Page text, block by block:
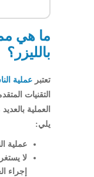
ما هي
بالليزر؟
تعتبر عملية
التقنيات
العملية
يلي:
عملية
لا
إجراء